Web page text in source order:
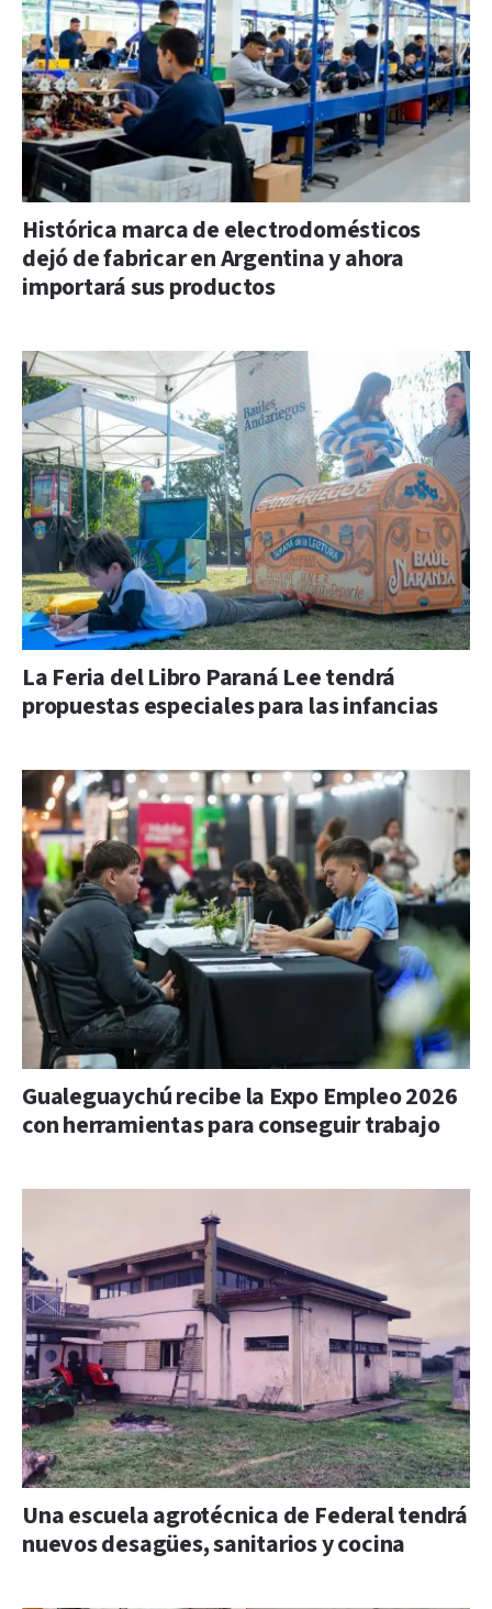
Histórica marca de electrodomésticos
dejó de fabricar en Argentina y ahora
importará sus productos
La Feria del Libro Paraná Lee tendrá
propuestas especiales para las infancias
Gualeguaychú recibe la Expo Empleo 2026
con herramientas para conseguir trabajo
Una escuela agrotécnica de Federal tendrá
nuevos desagües, sanitarios y cocina